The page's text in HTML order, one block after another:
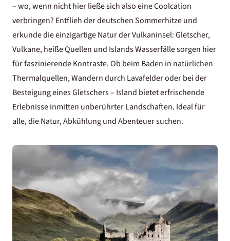
– wo, wenn nicht hier ließe sich also eine Coolcation
verbringen? Entflieh der deutschen Sommerhitze und
erkunde die einzigartige Natur der Vulkaninsel: Gletscher,
Vulkane, heiße Quellen und Islands Wasserfällesorgen hier
für faszinierende Kontraste. Ob beim Baden in natürlichen
Thermalquellen, Wandern durch Lavafelder oder bei der
Besteigung eines Gletschers – Island bietet erfrischende
Erlebnisse inmitten unberührter Landschaften. Ideal für
alle, die Natur, Abkühlung und Abenteuer suchen.